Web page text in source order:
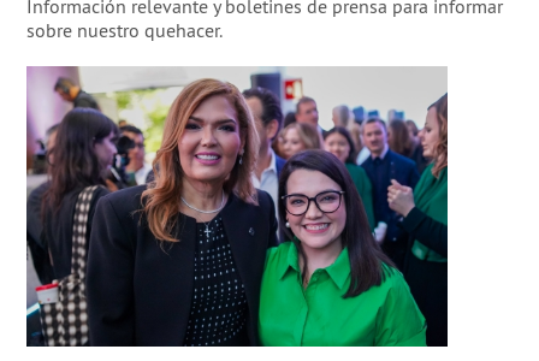
Información relevante y boletines de prensa para informar
sobre nuestro quehacer.